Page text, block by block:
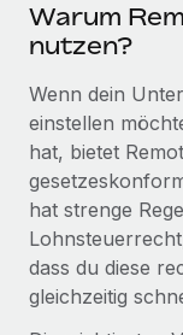
Warum
nutzen?
Wenn dein
einstellen
hat, bietet
hat strenge
dass du diese
gleichzeitig